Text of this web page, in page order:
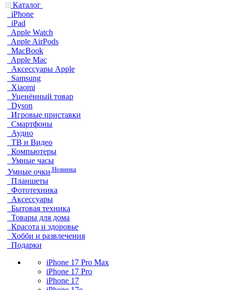
Каталог
iPhone
iPad
Apple Watch
Apple AirPods
MacBook
Apple Mac
Аксессуары Apple
Samsung
Xiaomi
Уценённый товар
Dyson
Игровые приставки
Смартфоны
Аудио
ТВ и Видео
Компьютеры
Умные часы
Умные очки Новинка
Планшеты
Фототехника
Аксессуары
Бытовая техника
Товары для дома
Красота и здоровье
Хобби и развлечения
Подарки
iPhone 17 Pro Max
iPhone 17 Pro
iPhone 17